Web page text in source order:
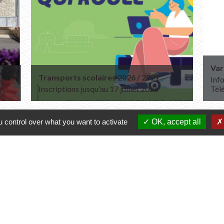
Transports scolaires 2026 / 2027
Inscriptions jusqu'au 17 juillet 2026
over what you want to activate OK, accept all